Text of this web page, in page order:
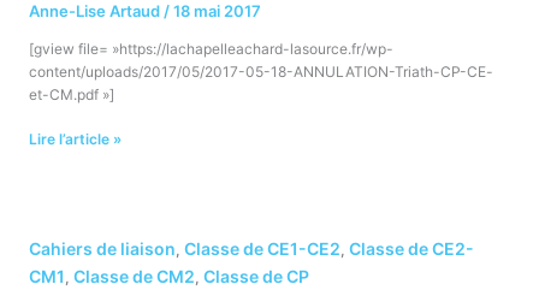
Anne-Lise Artaud /18 mai 2017
[gview file= »https://lachapelleachard-lasource.fr/wp-
content/uploads/2017/05/2017-05-18-ANNULATION-Triath-CP-CE-
et-CM.pdf »]
Lire l’article »
Cahiers de liaison ,Classe de CE1-CE2 ,Classe de CE2-
CM1 ,Classe de CM2 ,Classe de CP
pratiques
Triath’Jeunes